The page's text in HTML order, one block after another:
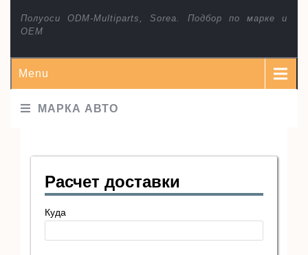
Полуоси ODM-Multiparts, Sorea. Подбор по марке и
ОЕМ
Menu
МАРКА АВТО
Расчет доставки
Куда